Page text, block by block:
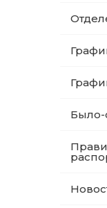
Было-